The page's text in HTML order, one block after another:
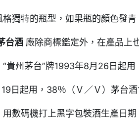
獨特的瓶型，如果瓶的顏色發
台酒 廠除商標鑑定外，在產品上
貴州茅台”牌1993年8月26日起
日起用，38％（Ｖ／Ｖ）茅台
數碼機打上黑字包裝酒生產日